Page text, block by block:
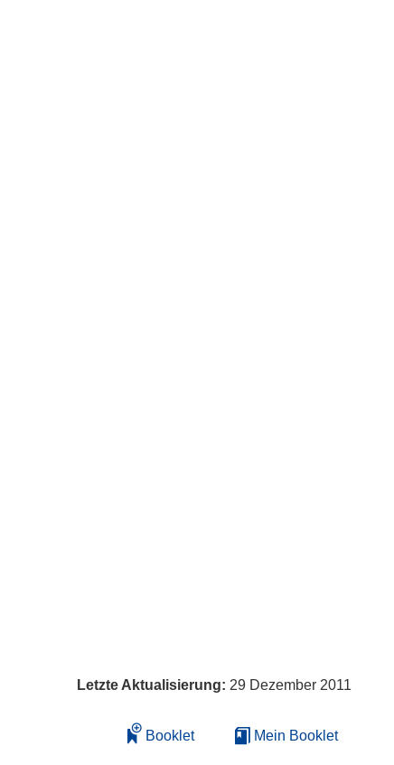
Letzte Aktualisierung: 29 Dezember 2011
Booklet Mein Booklet